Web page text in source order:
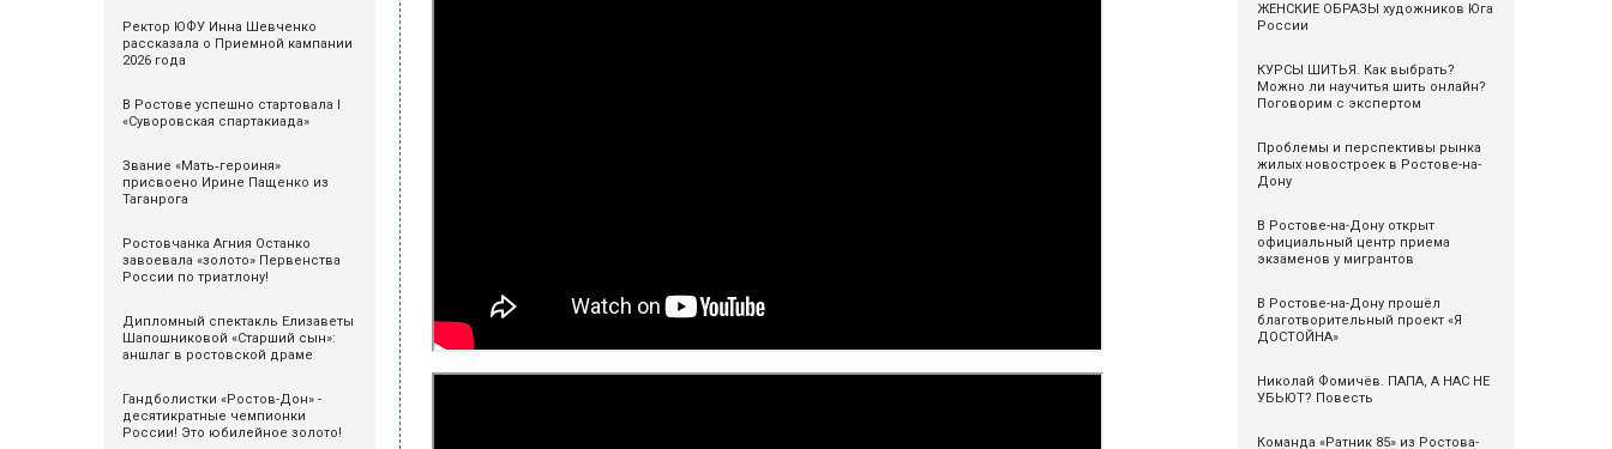
Ректор ЮФУ Инна Шевченко
рассказала о Приемной кампании
2026 года
В Ростове успешно стартовала I
«Суворовская спартакиада»
Звание «Мать‑героиня»
присвоено Ирине Пащенко из
Таганрога
Ростовчанка Агния Останко
завоевала «золото» Первенства
России по триатлону!
Дипломный спектакль Елизаветы
Шапошниковой «Старший сын»:
аншлаг в ростовской драме
Гандболистки «Ростов-Дон» -
десятикратные чемпионки
России! Это юбилейное золото!
ЖЕНСКИЕ ОБРАЗЫ художников Юга
России
КУРСЫ ШИТЬЯ. Как выбрать?
Можно ли научитья шить онлайн?
Поговорим с экспертом
Проблемы и перспективы рынка
жилых новостроек в Ростове-на-
Дону
В Ростове-на-Дону открыт
официальный центр приема
экзаменов у мигрантов
В Ростове-на-Дону прошёл
благотворительный проект «Я
ДОСТОЙНА»
Николай Фомичёв. ПАПА, А НАС НЕ
УБЬЮТ? Повесть
Команда «Ратник 85» из Ростова-